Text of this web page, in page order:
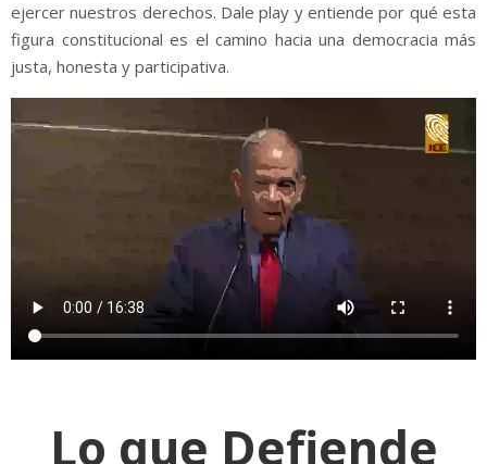
ejercer nuestros derechos. Dale play y entiende por qué esta
figura constitucional es el camino hacia una democracia más
justa, honesta y participativa.
Lo que Defiende